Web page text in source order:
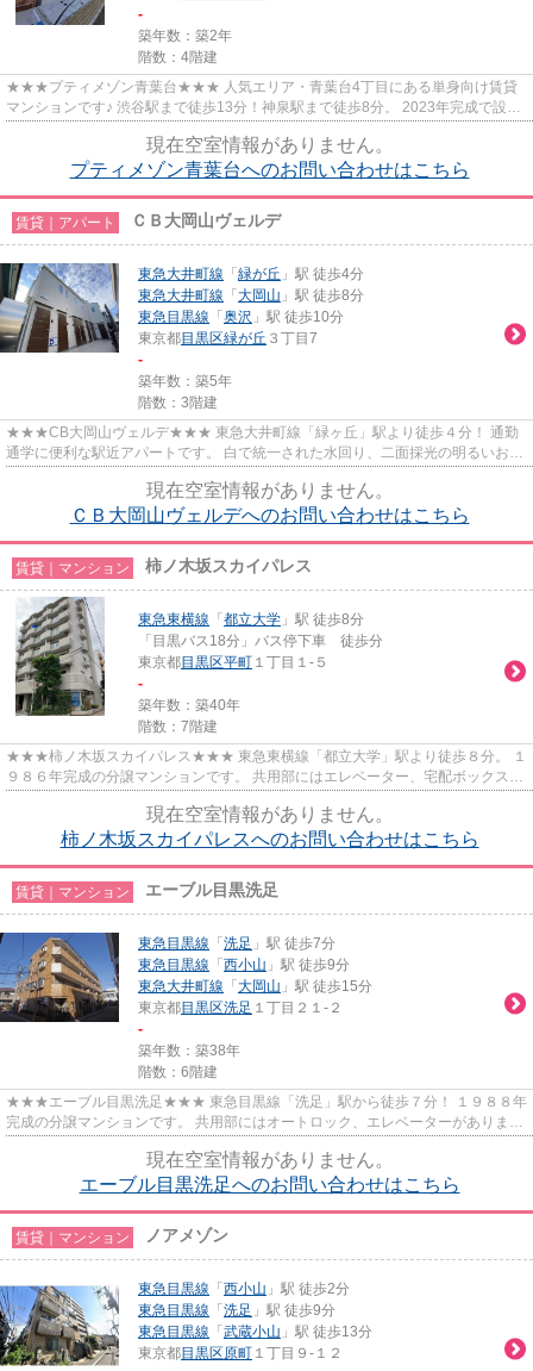
-
築年数：築2年
階数：4階建
★★★プティメゾン青葉台★★★ 人気エリア・青葉台4丁目にある単身向け賃貸
マンションです♪ 渋谷駅まで徒歩13分！神泉駅まで徒歩8分。 2023年完成で設備
現在空室情報がありません。
プティメゾン青葉台へのお問い合わせはこちら
賃貸｜アパート ＣＢ大岡山ヴェルデ
東急大井町線 「 緑が丘 」駅 徒歩4分
東急大井町線 「 大岡山 」駅 徒歩8分
東急目黒線 「 奥沢 」駅 徒歩10分
東京都目黒区緑が丘 ３丁目7
-
築年数：築5年
階数：3階建
★★★CB大岡山ヴェルデ★★★ 東急大井町線「緑ヶ丘」駅より徒歩４分！ 通勤
通学に便利な駅近アパートです。 白で統一された水回り、二面採光の明るいお部
現在空室情報がありません。
ＣＢ大岡山ヴェルデへのお問い合わせはこちら
賃貸｜マンション 柿ノ木坂スカイパレス
東急東横線 「 都立大学 」駅 徒歩8分
「目黒バス18分」バス停下車 徒歩分
東京都目黒区平町 １丁目１-５
-
築年数：築40年
階数：7階建
★★★柿ノ木坂スカイパレス★★★ 東急東横線「都立大学」駅より徒歩８分。 １
９８６年完成の分譲マンションです。 共用部にはエレベーター、宅配ボックス完
現在空室情報がありません。
柿ノ木坂スカイパレスへのお問い合わせはこちら
賃貸｜マンション エーブル目黒洗足
東急目黒線 「 洗足 」駅 徒歩7分
東急目黒線 「 西小山 」駅 徒歩9分
東急大井町線 「 大岡山 」駅 徒歩15分
東京都目黒区洗足 １丁目２１-２
-
築年数：築38年
階数：6階建
★★★エーブル目黒洗足★★★ 東急目黒線「洗足」駅から徒歩７分！ １９８８年
完成の分譲マンションです。 共用部にはオートロック、エレベーターがありま
現在空室情報がありません。
エーブル目黒洗足へのお問い合わせはこちら
賃貸｜マンション ノアメゾン
東急目黒線 「 西小山 」駅 徒歩2分
東急目黒線 「 洗足 」駅 徒歩9分
東急目黒線 「 武蔵小山 」駅 徒歩13分
東京都目黒区原町 １丁目９-１２